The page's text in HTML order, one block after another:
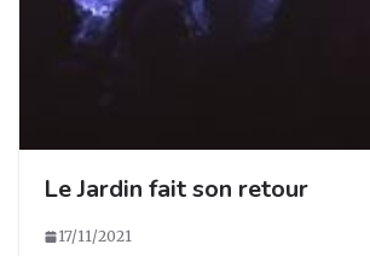
Le Jardin fait son retour
17/11/2021